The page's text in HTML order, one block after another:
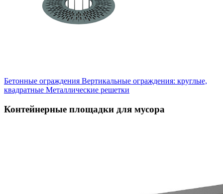
Бетонные ограждения Вертикальные ограждения: круглые,
квадратные Металлические решетки
Контейнерные площадки для мусора